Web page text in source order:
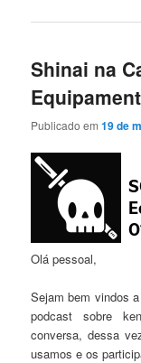
Shinai na
Publicado em19 de
Olá pessoal,
Sejam bem vindos
podcast sobre
conversa, dessa
usamos e os